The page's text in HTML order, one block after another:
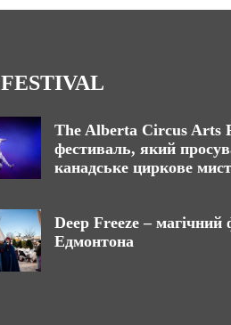
FESTIVAL
The Alberta Circus Arts
фестиваль, який
канадське циркове
Deep Freeze – магічний
Едмонтона